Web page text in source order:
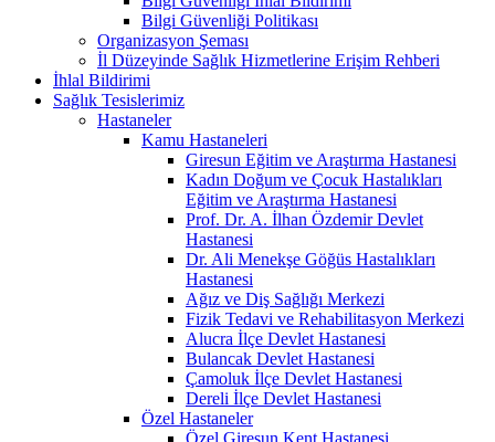
Bilgi Güvenliği Politikası
Organizasyon Şeması
İl Düzeyinde Sağlık Hizmetlerine Erişim Rehberi
İhlal Bildirimi
Sağlık Tesislerimiz
Hastaneler
Kamu Hastaneleri
Giresun Eğitim ve Araştırma Hastanesi
Kadın Doğum ve Çocuk Hastalıkları
Eğitim ve Araştırma Hastanesi
Prof. Dr. A. İlhan Özdemir Devlet
Hastanesi
Dr. Ali Menekşe Göğüs Hastalıkları
Hastanesi
Ağız ve Diş Sağlığı Merkezi
Fizik Tedavi ve Rehabilitasyon Merkezi
Alucra İlçe Devlet Hastanesi
Bulancak Devlet Hastanesi
Çamoluk İlçe Devlet Hastanesi
Dereli İlçe Devlet Hastanesi
Özel Hastaneler
Özel Giresun Kent Hastanesi